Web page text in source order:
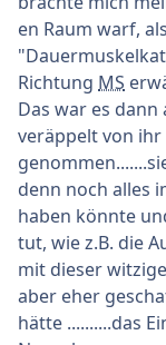
en Raum warf,
Richtung MS
Das war es
veräppelt von
denn noch alles
haben könnte
tut, wie z.B. die
mit dieser
aber eher
hätte ..........das